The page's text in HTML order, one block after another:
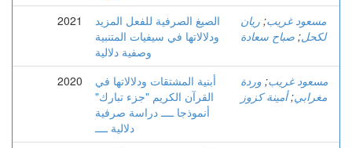
2021
الصيغ الصرفية للفعل المزيد
ودلالاتها في سيفيات المتنبية
وصفية دلالية
مسعود غريب; ريان
لكحل; صباح سعادة
2020
أبنية المشتقات ودلالاتها في
القرآن الكريم "جزء تبارك"
أنموذجا ــــ دراسة صرفية
دلالية ــــ
مسعود غريب; وردة
مغرابي;أمينة كزوز